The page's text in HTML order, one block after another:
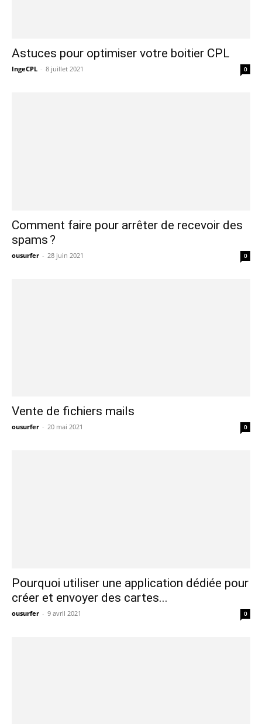
Astuces pour optimiser votre boitier CPL
IngeCPL - 8 juillet 2021 0
Comment faire pour arrêter de recevoir des
spams ?
ousurfer - 28 juin 2021 0
Vente de fichiers mails
ousurfer - 20 mai 2021 0
Pourquoi utiliser une application dédiée pour
créer et envoyer des cartes...
ousurfer - 9 avril 2021 0